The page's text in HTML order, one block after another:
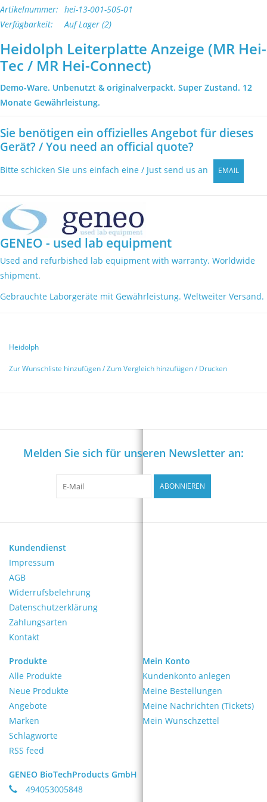
Laborgeräte kaufen
Lab Outlets
Marken
Artikelnummer: hei-13-001-505-01
Verfügbarkeit:
Auf Lager (2)
Heidolph Leiterplatte Anzeige (MR Hei-
Tec / MR Hei-Connect)
Demo-Ware. Unbenutzt & originalverpackt. Super Zustand. 12
Monate Gewährleistung.
Sie benötigen ein offizielles Angebot für dieses
Gerät? / You need an official quote?
Bitte schicken Sie uns einfach eine / Just send us an EMAIL
GENEO - used lab equipment
Used and refurbished lab equipment with warranty. Worldwide
shipment.
Gebrauchte Laborgeräte mit Gewährleistung. Weltweiter Versand.
Heidolph
Zur Wunschliste hinzufügen/Zum Vergleich hinzufügen/ Drucken
Melden Sie sich für unseren Newsletter an:
ABONNIEREN
Kundendienst
Impressum
AGB
Widerrufsbelehrung
Datenschutzerklärung
Zahlungsarten
Kontakt
Produkte
Alle Produkte
Neue Produkte
Angebote
Marken
Schlagworte
RSS feed
Mein Konto
Kundenkonto anlegen
Meine Bestellungen
Meine Nachrichten (Tickets)
Mein Wunschzettel
GENEO BioTechProducts GmbH
494053005848